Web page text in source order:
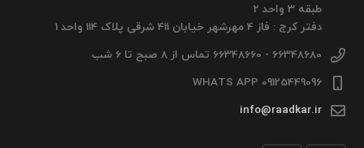
طبقه 3 واحد 2
دفتر کرج : فاز 4 مهرشهر خیابان 411 شرقی پلاک 114 واحد 1
66348680 - 66348660 تماس از 8 صبح تا 6 شب
09125449096 WHATS APP
info@raadkar.ir